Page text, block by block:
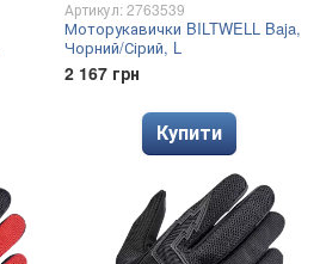
Артикул: 2763539
Моторукавички BILTWELL Baja,
Чорний/Сірий, L
2 167 грн
Купити